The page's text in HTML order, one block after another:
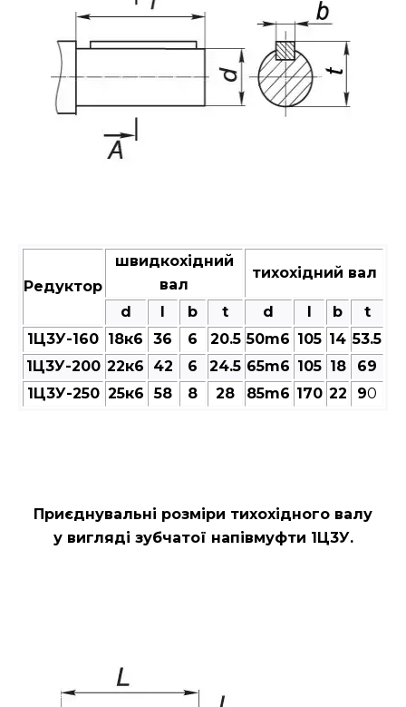
Редуктор
швидкохідний
вал
тихохідний вал
d l b t d l b
t
1Ц3У-160 18к6 36 6 20.5 50m6 105 14 53.5
1Ц3У-200 22к6 42 6 24.5 65m6 105 18
69
1Ц3У-250 25к6 58 8 28 85m6 170 22 90
Приєднувальні розміри тихохідного валу
у вигляді зубчатої напівмуфти 1Ц3У.